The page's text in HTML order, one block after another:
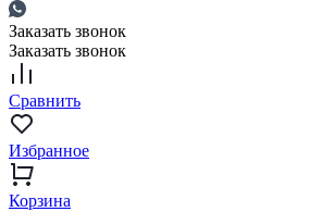
Заказать звонок
Заказать звонок
Сравнить
Избранное
Корзина